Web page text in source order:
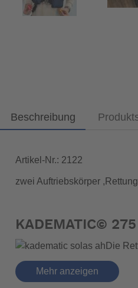
Beschreibung
Artikel-Nr.: 2122
zwei Auftriebskörper
KADEMATIC© 275
Die
doppelte Sicherheit, ein
• Vollautomatik
Mehr anzeigen